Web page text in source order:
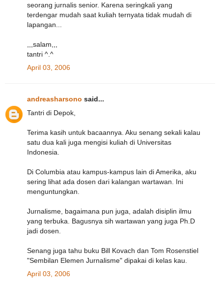
seorang jurnalis senior. Karena seringkali yang
terdengar mudah saat kuliah ternyata tidak mudah di
lapangan...
,,,salam,,,
tantri ^.^
April 03, 2006
andreasharsono said...
Tantri di Depok,
Terima kasih untuk bacaannya. Aku senang sekali kalau
satu dua kali juga mengisi kuliah di Universitas
Indonesia.
Di Columbia atau kampus-kampus lain di Amerika, aku
sering lihat ada dosen dari kalangan wartawan. Ini
menguntungkan.
Jurnalisme, bagaimana pun juga, adalah disiplin ilmu
yang terbuka. Bagusnya sih wartawan yang juga Ph.D
jadi dosen.
Senang juga tahu buku Bill Kovach dan Tom Rosenstiel
"Sembilan Elemen Jurnalisme" dipakai di kelas kau.
April 03, 2006